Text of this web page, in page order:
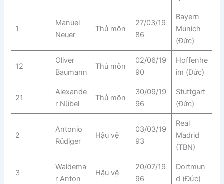
1
Manuel
Neuer
Thủ môn
27/03/19
86
Bayern
Munich
(Đức)
12
Oliver
Baumann
Thủ môn
02/06/19
90
Hoffenhe
im (Đức)
21
Alexande
r Nübel
Thủ môn
30/09/19
96
Stuttgart
(Đức)
2
Antonio
Rüdiger
Hậu vệ
03/03/19
93
Real
Madrid
(TBN)
3
Waldema
r Anton
Hậu vệ
20/07/19
96
Dortmun
d (Đức)